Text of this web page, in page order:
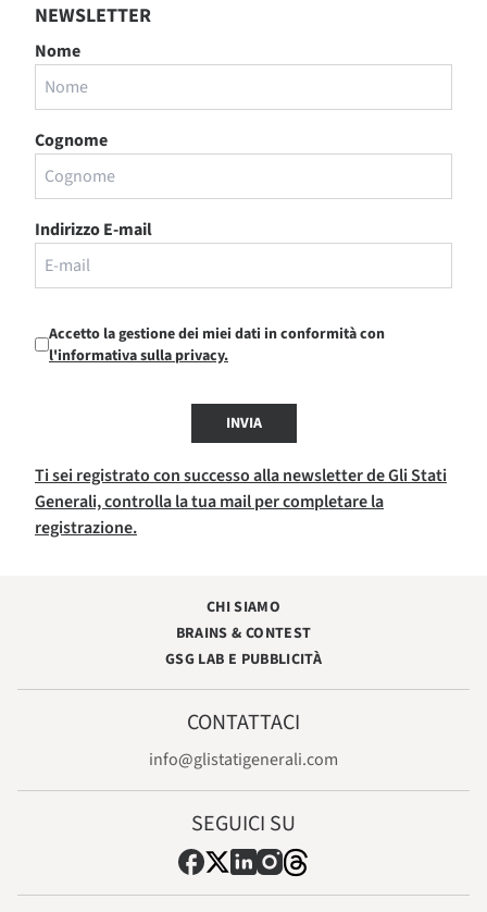
NEWSLETTER
Nome
Cognome
Indirizzo E-mail
Accetto la gestione dei miei dati in conformità con
l'informativa sulla privacy.
INVIA
Ti sei registrato con successo alla newsletter de Gli Stati
Generali, controlla la tua mail per completare la
registrazione.
CHI SIAMO
BRAINS & CONTEST
GSG LAB E PUBBLICITÀ
CONTATTACI
info@glistatigenerali.com
SEGUICI SU